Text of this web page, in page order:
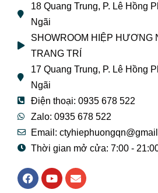
18 Quang Trung, P. Lê Hồng
Ngãi
SHOWROOM HIỆP HƯƠNG
TRANG TRÍ
17 Quang Trung, P. Lê Hồng
Ngãi
Điện thoại: 0935 678 522
Zalo: 0935 678 522
Email:
Thời gian mở cửa: 7:00 -
F
a
Y
o
E
n